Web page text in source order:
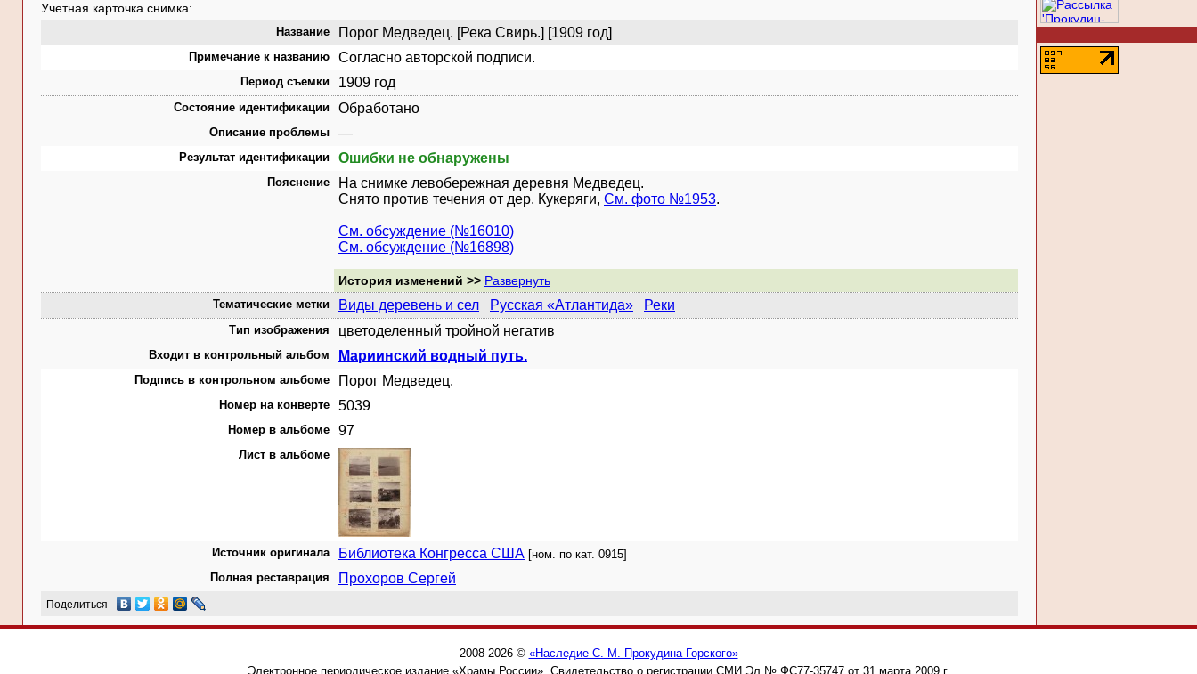
Учетная карточка снимка:
Название Порог Медведец. [Река Свирь.] [1909 год]
Примечание к названию Согласно авторской подписи.
Период съемки 1909 год
Состояние идентификации Обработано
Описание проблемы —
Результат идентификации Ошибки не обнаружены
Пояснение
На снимке левобережная деревня Медведец.
Снято против течения от дер. Кукеряги, См. фото №1953.
См. обсуждение (№16010)
См. обсуждение (№16898)
История изменений >> Развернуть
Тематические метки Виды деревень и сел Русская «Атлантида» Реки
Тип изображения цветоделенный тройной негатив
Входит в контрольный альбом Мариинский водный путь.
Подпись в контрольном альбоме Порог Медведец.
Номер на конверте 5039
Номер в альбоме 97
Лист в альбоме
Источник оригинала Библиотека Конгресса США [ном. по кат. 0915]
Полная реставрация
Прохоров Сергей
Поделиться
2008-2026 © «Наследие С. М. Прокудина-Горского»
Электронное периодическое издание «Храмы России». Свидетельство о регистрации СМИ Эл № ФС77-35747 от 31 марта 2009 г.